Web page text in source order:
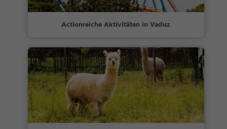
Actionreiche Aktivitäten in Vaduz